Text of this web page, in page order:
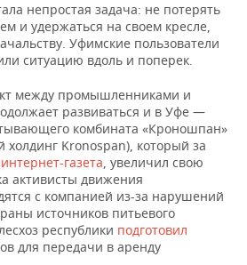
непростая задача: не потерять
и удержаться на своем кресле,
Уфимские пользователи
ситуацию вдоль и поперек.
между промышленниками и
развиваться и в Уфе —
комбината «Кроношпан»
холдинг Kronospan), который за
газета, увеличил свою
активисты движения
с компанией из-за нарушений
источников питьевого
республики подготовил
для передачи в аренду